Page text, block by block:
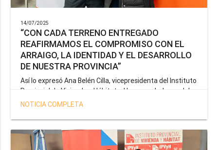
14/07/2025
“CON CADA TERRENO ENTREGADO
REAFIRMAMOS EL COMPROMISO CON EL
ARRAIGO, LA IDENTIDAD Y EL DESARROLLO
DE NUESTRA PROVINCIA”
Así lo expresó Ana Belén Cilla, vicepresidenta del Instituto
Provincial de Vivienda y Hábitat, al hacer un balance del
trabajo del organismo en el marco de la operatoria
salud y seguridad impulsada por el gobernador Gustavo
Melella.
NOTICIA COMPLETA